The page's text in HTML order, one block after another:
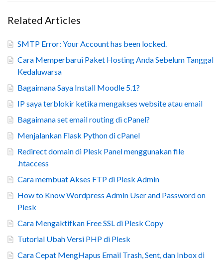
Related Articles
SMTP Error: Your Account has been locked.
Cara Memperbarui Paket Hosting Anda Sebelum Tanggal
Kedaluwarsa
Bagaimana Saya Install Moodle 5.1?
IP saya terblokir ketika mengakses website atau email
Bagaimana set email routing di cPanel?
Menjalankan Flask Python di cPanel
Redirect domain di Plesk Panel menggunakan file
.htaccess
Cara membuat Akses FTP di Plesk Admin
How to Know Wordpress Admin User and Password on
Plesk
Cara Mengaktifkan Free SSL di Plesk Copy
Tutorial Ubah Versi PHP di Plesk
Cara Cepat MengHapus Email Trash, Sent, dan Inbox di